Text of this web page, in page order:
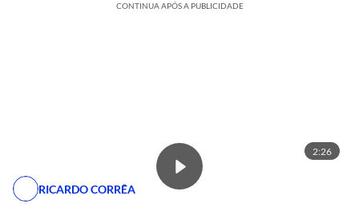
CONTINUA APÓS A PUBLICIDADE
2:26
RICARDO CORRÊA